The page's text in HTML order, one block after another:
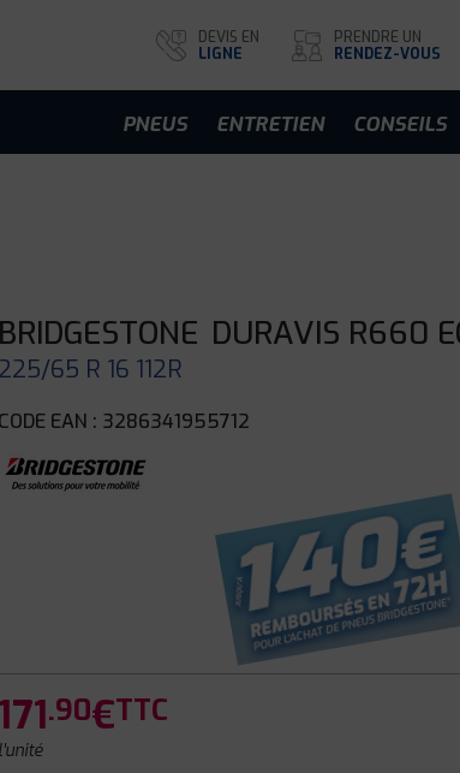
DEVIS EN
LIGNE
PRENDRE UN
RENDEZ-VOUS
PNEUS ENTRETIEN CONSEILS
BRIDGESTONE DURAVIS R660
225/65 R 16 112R
CODE EAN : 3286341955712
171.90€TTC
l'unité